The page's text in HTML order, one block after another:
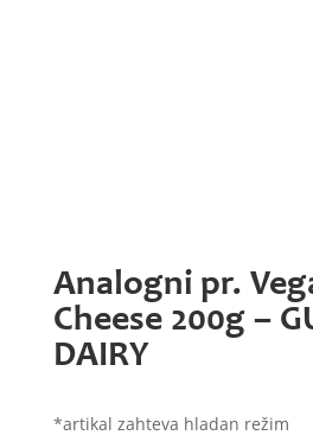
Analogni pr.
Cheese 200g –
DAIRY
*artikal zahteva hladan režim